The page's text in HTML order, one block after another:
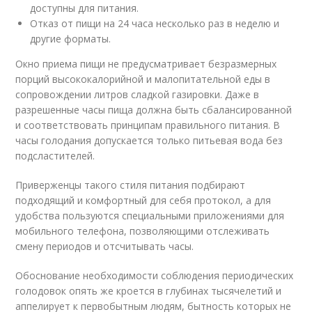
доступны для питания.
Отказ от пищи на 24 часа несколько раз в неделю и
другие форматы.
Окно приема пищи не предусматривает безразмерных
порций высококалорийной и малопитательной еды в
сопровождении литров сладкой газировки. Даже в
разрешенные часы пища должна быть сбалансированной
и соответствовать принципам правильного питания. В
часы голодания допускается только питьевая вода без
подсластителей.
Приверженцы такого стиля питания подбирают
подходящий и комфортный для себя протокол, а для
удобства пользуются специальными приложениями для
мобильного телефона, позволяющими отслеживать
смену периодов и отсчитывать часы.
Обоснование необходимости соблюдения периодических
голодовок опять же кроется в глубинах тысячелетий и
аппелирует к первобытным людям, бытность которых не